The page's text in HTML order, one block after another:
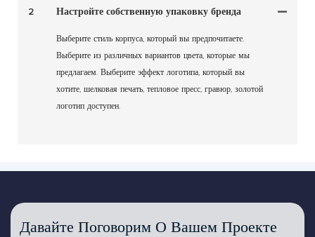
2 Настройте собственную упаковку бренда
Выберите стиль корпуса, который вы предпочитаете.
Выберите из различных вариантов цвета, которые мы
предлагаем. Выберите эффект логотипа, который вы
хотите, шелковая печать, тепловое пресс, гравюр, золотой
логотип доступен.
Давайте Поговорим О Вашем Проекте